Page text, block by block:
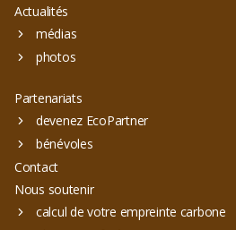
Actualités
médias
photos
Partenariats
devenez EcoPartner
bénévoles
Contact
Nous soutenir
calcul de votre empreinte carbone